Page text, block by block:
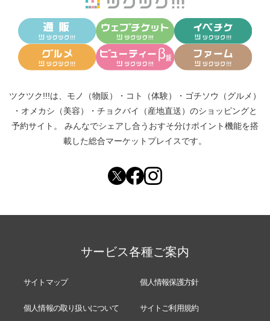
ツクツク!!!は、 モノ（物販） ・ コト（体験） ・ ゴチソウ（グルメ）
・ オメカシ（美容） ・ チョクバイ（産地直送） のショッピングと
予約サイト。
みんなでシェアし合う おすそ分けポイント機能を搭
載した総合マーケットプレイスです。
サービス各種ご案内
サイトマップ 個人情報保護方針
個人情報の取り扱いについて サイトご利用規約